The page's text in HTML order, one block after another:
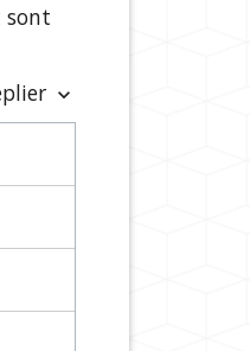
sont
keyboard_arrow_down